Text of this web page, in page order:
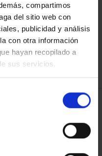
compartimos
del sitio web con
publicidad y análisis
con otra información
hayan recopilado a
sus servicios.